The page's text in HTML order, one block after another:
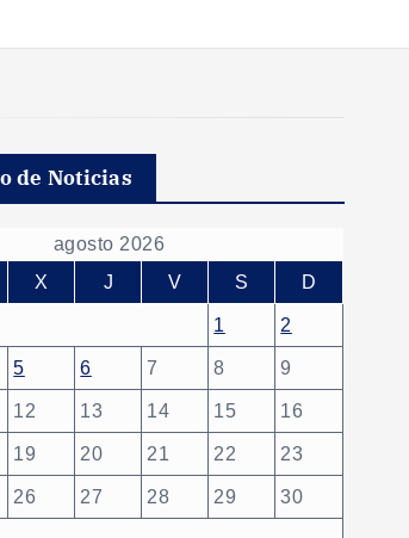
de Noticias
agosto 2026
X J V S D
1 2
5 6 7 8 9
12 13 14 15 16
19 20 21 22 23
26 27 28 29 30